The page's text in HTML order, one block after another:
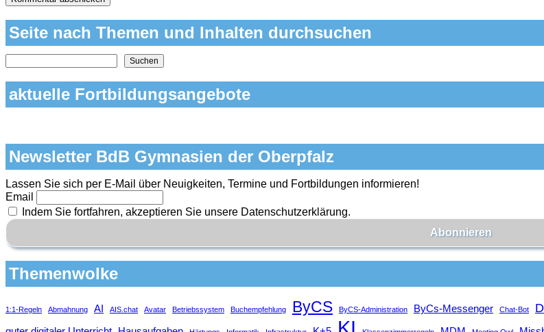
Seite nach Themen und Inhalten durchsuchen
Nach Themen und Inhalten auf der Seite suchen
Suchen
aktuelle Fortbildungsangebote
Newsletter BdB Gymnasien der Oberpfalz
Lassen Sie sich per E-Mail über Neuigkeiten, Termine und Fortbildungen informieren!
Email
Indem Sie fortfahren, akzeptieren Sie unsere Datenschutzerklärung.
Themenwolke
1:1-Regeln Abmahnung AI AIS.chat Avatar Betriebssystem Buchempfehlung ByCS ByCS-Administration ByCs-Messenger Chat-Bot